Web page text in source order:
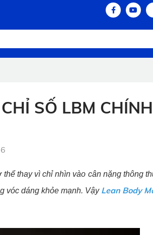
SỐ LBM CHÍNH
thay vì chỉ nhìn vào cân nặng thông
vóc dáng khỏe mạnh. Vậy Lean Body